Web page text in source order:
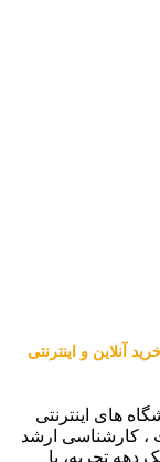
آنلاین و اینترنتی
های اینترنتی
، کارشناسی ارشد
دهه تجربه، با